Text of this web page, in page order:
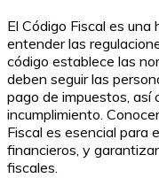
El Código Fiscal es
entender las
código establece las
deben seguir las
pago de impuestos, así
incumplimiento.
Fiscal es esencial para
financieros, y
fiscales.